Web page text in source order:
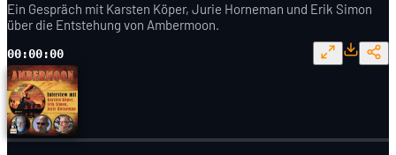
Ein Gespräch mit Karsten Köper, Jurie Horneman und Erik Simon
über die Entstehung von Ambermoon.
00:00:00